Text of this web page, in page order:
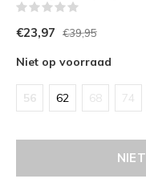
€23,97 €39,95
Niet op voorraad
56 62 68 74